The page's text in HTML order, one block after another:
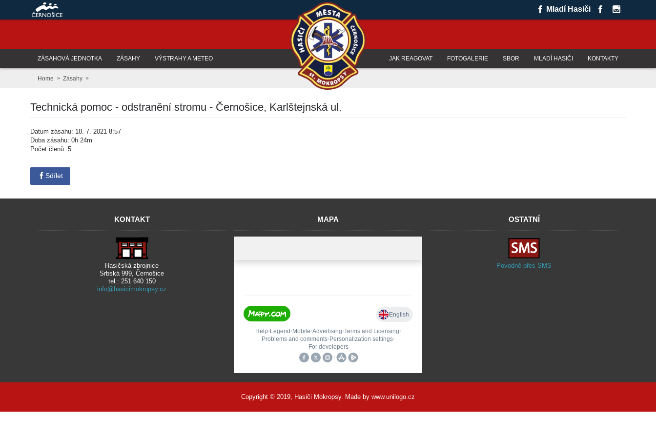
Mladí Hasiči
ZÁSAHOVÁ JEDNOTKA ZÁSAHY VÝSTRAHY A METEO KONTAKTY
MLADÍ HASIČI
SBOR
FOTOGALERIE
JAK REAGOVAT
Home Zásahy
Technická pomoc - odstranění stromu - Černošice, Karlštejnská ul.
Datum zásahu: 18. 7. 2021 8:57
Doba zásahu: 0h 24m
Počet členů: 5
Sdílet
KONTAKT
Hasičská zbrojnice
Srbská 999, Černošice
tel.: 251 640 150
info@hasicimokropsy.cz
MAPA OSTATNÍ
Povodně přes SMS
Copyright © 2019, Hasiči Mokropsy. Made by www.unilogo.cz